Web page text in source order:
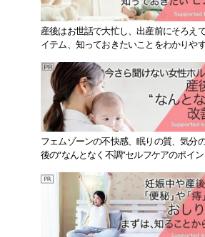
産後はお世話で大忙し、出産前にそろえ
イテム、知っておきたいことをわかりや
フェムゾーンの不快感、眠りの質、気分
後の“なんとなく不調”セルフケアのポイ